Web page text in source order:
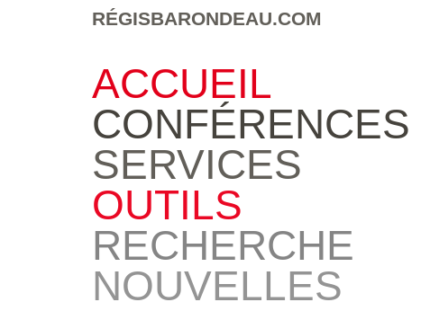
RÉGISBARONDEAU.COM
ACCUEIL
CONFÉRENCES
SERVICES
OUTILS
RECHERCHE
NOUVELLES